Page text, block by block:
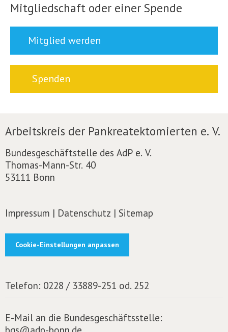
Mitgliedschaft oder einer Spende
Mitglied werden
Spenden
Arbeitskreis der Pankreatektomierten e. V.
Bundesgeschäftstelle des AdP e. V.
Thomas-Mann-Str. 40
53111 Bonn
Impressum | Datenschutz | Sitemap
Cookie-Einstellungen anpassen
Telefon: 0228 / 33889-251 od. 252
E-Mail an die Bundesgeschäftsstelle: